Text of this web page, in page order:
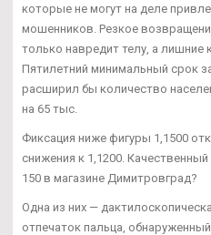
которые не могут на деле
мошенников. Резкое
только навредит телу, а лишние
Пятилетний минимальный срок
расширил бы количество
на 65 тыс.
Фиксация ниже фигуры 1,1500
снижения к 1,1200.
150 в магазине Димитровград?
Одна из них —
отпечаток пальца,